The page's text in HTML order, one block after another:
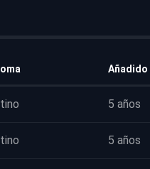
Añadido
5 años
5 años